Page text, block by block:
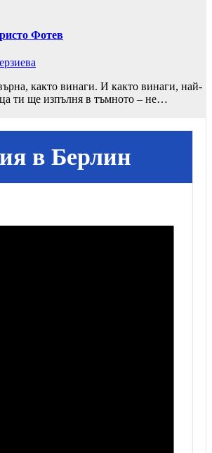
Фотев
както винаги. И както винаги, най-
ти ще изпълня в тъмното – не…
в Берлин